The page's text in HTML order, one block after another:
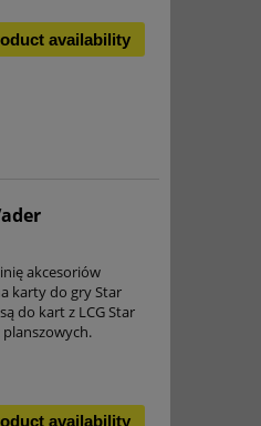
availability
akcesoriów
karty do gry Star
do kart z LCG Star
availability